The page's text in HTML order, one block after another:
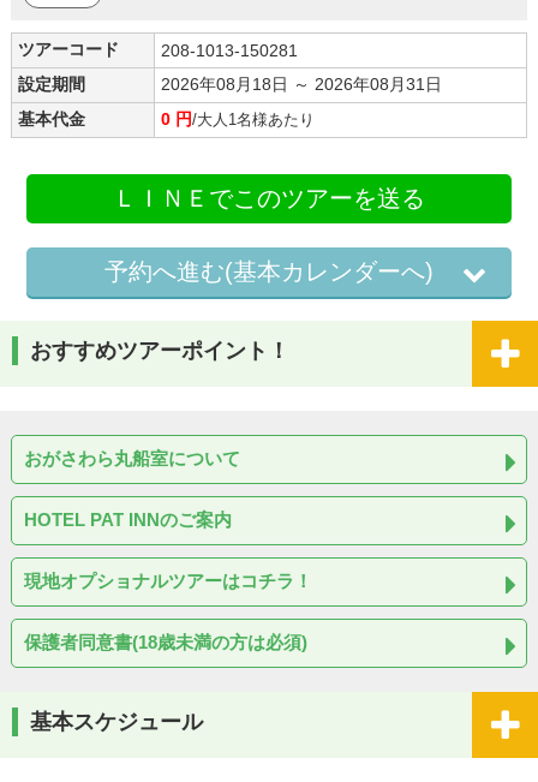
ツアーコード
208-1013-150281
設定期間
2026年08月18日 ～ 2026年08月31日
基本代金
0 円/大人1名様あたり
ＬＩＮＥでこのツアーを送る
予約へ進む(基本カレンダーへ)
おすすめツアーポイント！
おがさわら丸船室について
HOTEL PAT INNのご案内
現地オプショナルツアーはコチラ！
保護者同意書(18歳未満の方は必須)
基本スケジュール